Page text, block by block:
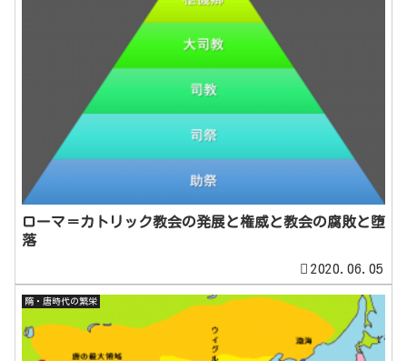
ローマ＝カトリック教会の発展と権威と教会の腐敗と堕
落
2020.06.05
隋・唐時代の繁栄